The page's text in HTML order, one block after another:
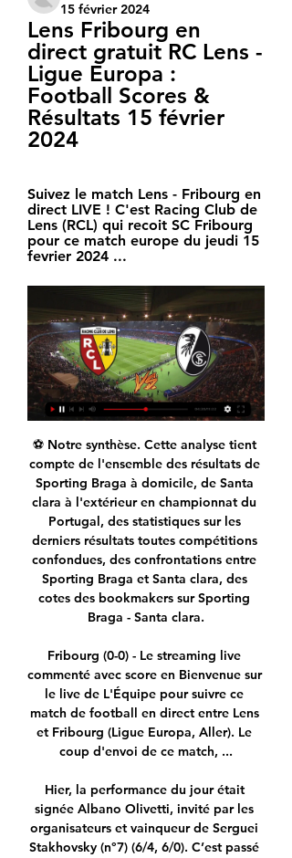
15 février 2024
Lens Fribourg en
direct gratuit RC Lens -
Ligue Europa :
Football Scores &
Résultats 15 février
2024
Suivez le match Lens - Fribourg en
direct LIVE ! C'est Racing Club de
Lens (RCL) qui recoit SC Fribourg
pour ce match europe du jeudi 15
fevrier 2024 ...
⚽ Notre synthèse. Cette analyse tient
compte de l'ensemble des résultats de
Sporting Braga à domicile, de Santa
clara à l'extérieur en championnat du
Portugal, des statistiques sur les
derniers résultats toutes compétitions
confondues, des confrontations entre
Sporting Braga et Santa clara, des
cotes des bookmakers sur Sporting
Braga - Santa clara.
Fribourg (0-0) - Le streaming live
commenté avec score en Bienvenue sur
le live de L'Équipe pour suivre ce
match de football en direct entre Lens
et Fribourg (Ligue Europa, Aller). Le
coup d'envoi de ce match, ...
Hier, la performance du jour était
signée Albano Olivetti, invité par les
organisateurs et vainqueur de Serguei
Stakhovsky (n°7) (6/4, 6/0). C’est passé